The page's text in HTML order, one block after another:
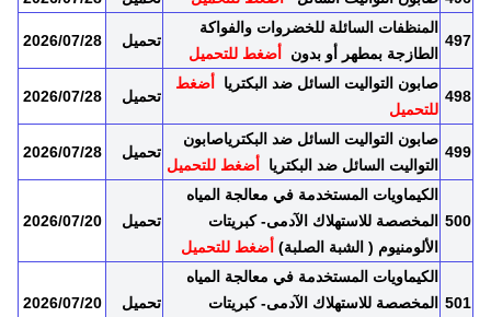
497
المنظفات السائلة للخضروات والفواكة
الطازجة بمطهر أو بدون
أضغط للتحميل
تحميل 2026/07/28
498
صابون التواليت السائل ضد البكتريا
أضغط
للتحميل
تحميل 2026/07/28
499
صابون التواليت السائل ضد البكترياصابون
التواليت السائل ضد البكتريا
أضغط للتحميل
تحميل 2026/07/28
500
الكيماويات المستخدمة في معالجة المياه
المخصصة للاستهلاك الآدمى- كبريتات
الألومنيوم ( الشبة الصلبة) أضغط للتحميل
تحميل 2026/07/20
501
الكيماويات المستخدمة في معالجة المياه
المخصصة للاستهلاك الآدمى- كبريتات
تحميل 2026/07/20